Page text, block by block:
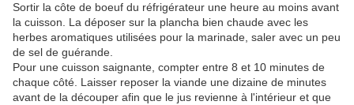
Sortir la côte de boeuf du réfrigérateur une heure au moins avant
la cuisson. La déposer sur la plancha bien chaude avec les
herbes aromatiques utilisées pour la marinade , saler avec un peu
de sel de guérande.
Pour une cuisson saignante, compter entre 8 et 10 minutes de
chaque côté. Laisser reposer la viande une dizaine de minutes
avant de la découper afin que le jus revienne à l'intérieur et que